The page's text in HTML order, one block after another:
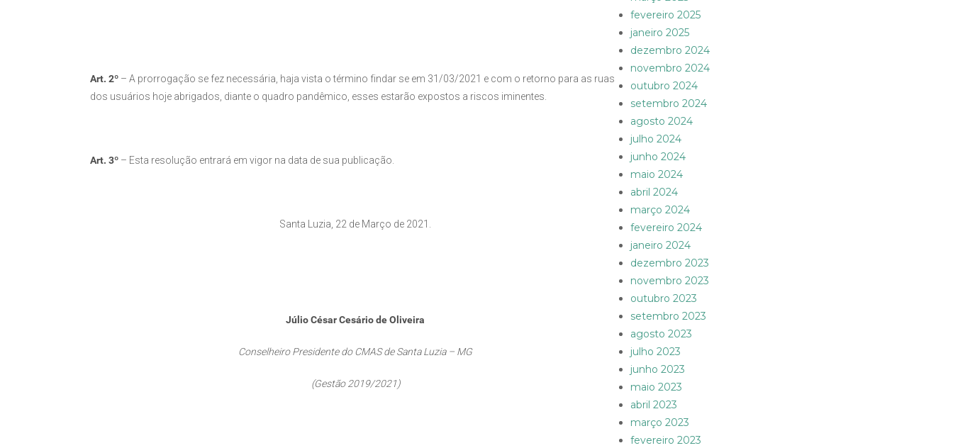
Art. 2º – A prorrogação se fez necessária, haja vista o término findar se em 31/03/2021 e com o retorno para as ruas
dos usuários hoje abrigados, diante o quadro pandêmico, esses estarão expostos a riscos iminentes.
Art. 3º – Esta resolução entrará em vigor na data de sua publicação.
Santa Luzia, 22 de Março de 2021.
Júlio César Cesário de Oliveira
Conselheiro Presidente do CMAS de Santa Luzia – MG
(Gestão 2019/2021)
fevereiro 2025
janeiro 2025
dezembro 2024
novembro 2024
outubro 2024
setembro 2024
agosto 2024
julho 2024
junho 2024
maio 2024
abril 2024
março 2024
fevereiro 2024
janeiro 2024
dezembro 2023
novembro 2023
outubro 2023
setembro 2023
agosto 2023
julho 2023
junho 2023
maio 2023
abril 2023
março 2023
fevereiro 2023